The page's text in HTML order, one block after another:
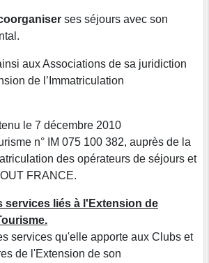
ses séjours avec son
aux Associations de sa juridiction
de l’Immatriculation
le 7 décembre 2010
n° IM 075 100 382, auprès de la
des opérateurs de séjours et
FRANCE.
services liés à l'Extension de
services qu'elle apporte aux Clubs et
de l'Extension de son